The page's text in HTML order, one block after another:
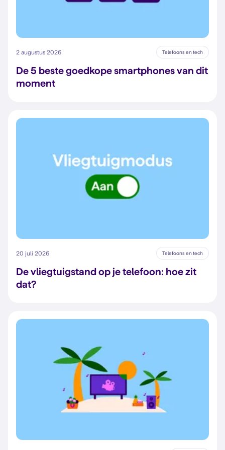
2 augustus 2026 Telefoons en tech
De 5 beste goedkope smartphones van dit
moment
20 juli 2026 Telefoons en tech
De vliegtuigstand op je telefoon: hoe zit
dat?